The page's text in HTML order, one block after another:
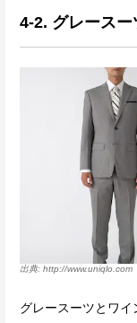
4-2. グレース
http://www.uniqlo.com
グレースーツとワイ